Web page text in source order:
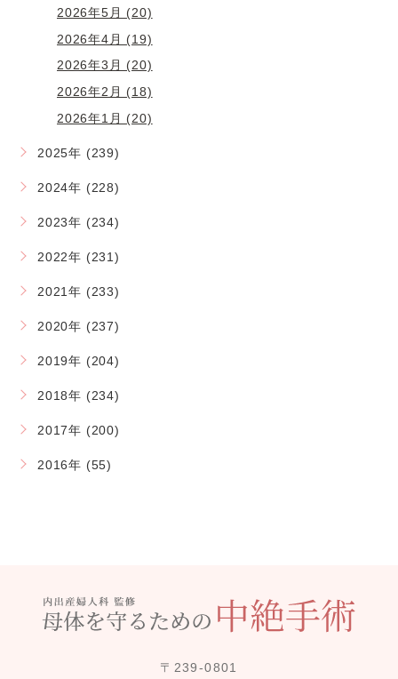
2026年5月 (20)
2026年4月 (19)
2026年3月 (20)
2026年2月 (18)
2026年1月 (20)
2025年 (239)
2024年 (228)
2023年 (234)
2022年 (231)
2021年 (233)
2020年 (237)
2019年 (204)
2018年 (234)
2017年 (200)
2016年 (55)
〒239-0801